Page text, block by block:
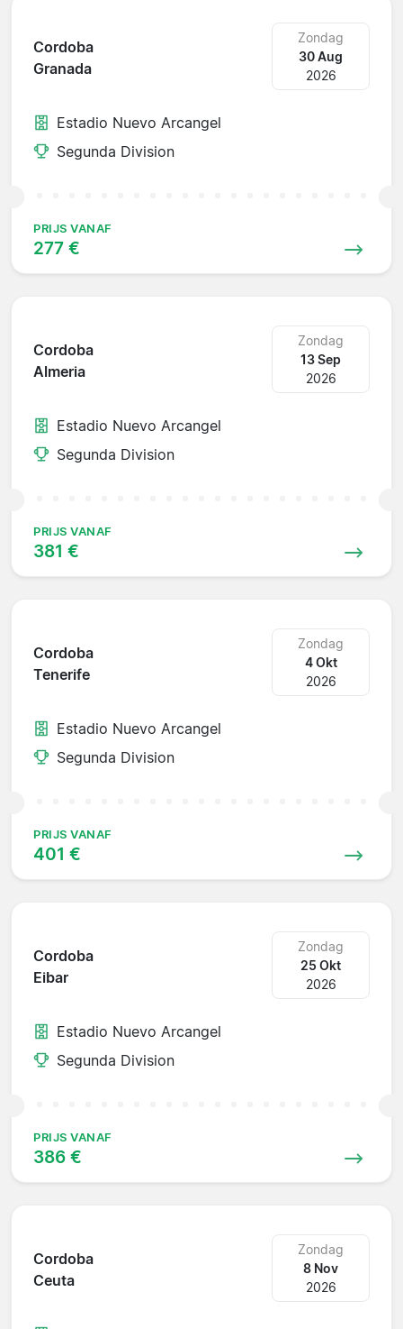
Cordoba
Granada
Zondag
30 Aug
2026
Estadio Nuevo Arcangel
Segunda Division
PRIJS VANAF
277 €
Cordoba
Almeria
Zondag
13 Sep
2026
Estadio Nuevo Arcangel
Segunda Division
PRIJS VANAF
381 €
Cordoba
Tenerife
Zondag
4 Okt
2026
Estadio Nuevo Arcangel
Segunda Division
PRIJS VANAF
401 €
Cordoba
Eibar
Zondag
25 Okt
2026
Estadio Nuevo Arcangel
Segunda Division
PRIJS VANAF
386 €
Cordoba
Ceuta
Zondag
8 Nov
2026